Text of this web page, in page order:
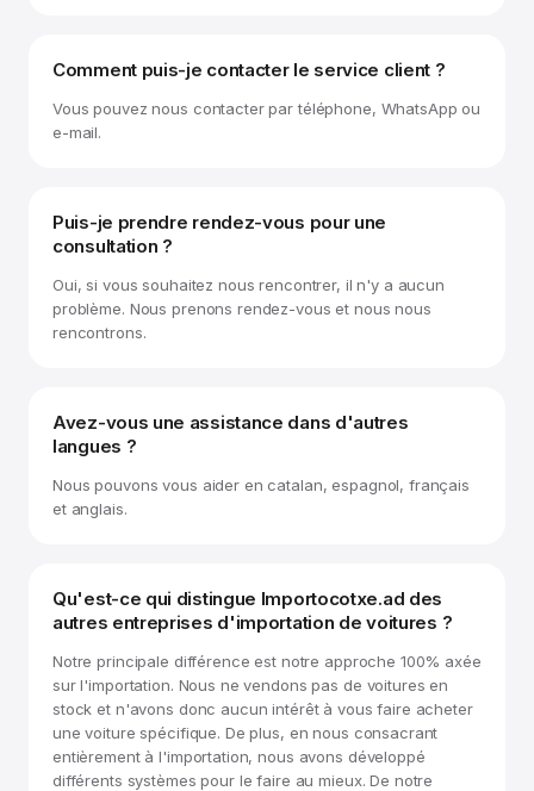
Comment puis-je contacter le service client ?
Vous pouvez nous contacter par téléphone, WhatsApp ou
e-mail.
Puis-je prendre rendez-vous pour une
consultation ?
Oui, si vous souhaitez nous rencontrer, il n'y a aucun
problème. Nous prenons rendez-vous et nous nous
rencontrons.
Avez-vous une assistance dans d'autres
langues ?
Nous pouvons vous aider en catalan, espagnol, français
et anglais.
Qu'est-ce qui distingue Importocotxe.ad des
autres entreprises d'importation de voitures ?
Notre principale différence est notre approche 100% axée
sur l'importation. Nous ne vendons pas de voitures en
stock et n'avons donc aucun intérêt à vous faire acheter
une voiture spécifique. De plus, en nous consacrant
entièrement à l'importation, nous avons développé
différents systèmes pour le faire au mieux. De notre